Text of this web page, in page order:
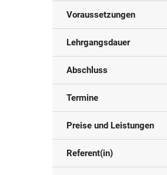
Voraussetzungen
Lehrgangsdauer
Abschluss
Termine
Preise und Leistungen
Referent(in)